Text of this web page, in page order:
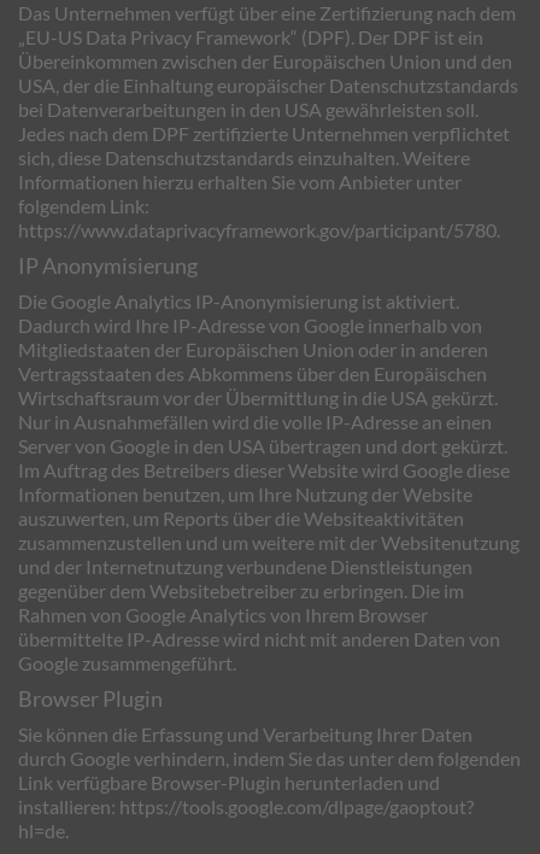
Das Unternehmen verfügt über eine Zertifizierung nach dem
„EU-US Data Privacy Framework“ (DPF). Der DPF ist ein
Übereinkommen zwischen der Europäischen Union und den
USA, der die Einhaltung europäischer Datenschutzstandards
bei Datenverarbeitungen in den USA gewährleisten soll.
Jedes nach dem DPF zertifizierte Unternehmen verpflichtet
sich, diese Datenschutzstandards einzuhalten. Weitere
Informationen hierzu erhalten Sie vom Anbieter unter
folgendem Link:
https://www.dataprivacyframework.gov/participant/5780.
IP Anonymisierung
Die Google Analytics IP-Anonymisierung ist aktiviert.
Dadurch wird Ihre IP-Adresse von Google innerhalb von
Mitgliedstaaten der Europäischen Union oder in anderen
Vertragsstaaten des Abkommens über den Europäischen
Wirtschaftsraum vor der Übermittlung in die USA gekürzt.
Nur in Ausnahmefällen wird die volle IP-Adresse an einen
Server von Google in den USA übertragen und dort gekürzt.
Im Auftrag des Betreibers dieser Website wird Google diese
Informationen benutzen, um Ihre Nutzung der Website
auszuwerten, um Reports über die Websiteaktivitäten
zusammenzustellen und um weitere mit der Websitenutzung
und der Internetnutzung verbundene Dienstleistungen
gegenüber dem Websitebetreiber zu erbringen. Die im
Rahmen von Google Analytics von Ihrem Browser
übermittelte IP-Adresse wird nicht mit anderen Daten von
Google zusammengeführt.
Browser Plugin
Sie können die Erfassung und Verarbeitung Ihrer Daten
durch Google verhindern, indem Sie das unter dem folgenden
Link verfügbare Browser-Plugin herunterladen und
installieren: https://tools.google.com/dlpage/gaoptout?
hl=de.